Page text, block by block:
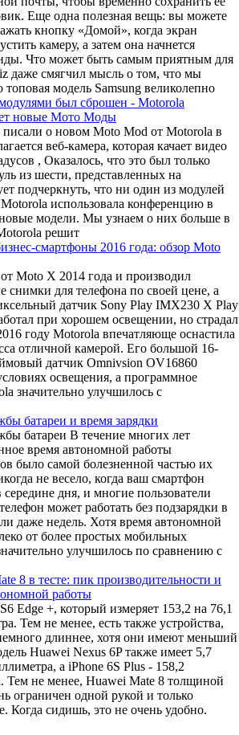
Еще одна полезная вещь: вы можете
кнопку «Домой», когда экран
камеру, а затем она начнется
Что может быть самым приятным для
даже смягчил мысль о том, что мы
модель Samsung великолепно
был сброшен - Motorola
новые Мото Моды
о новом Moto Mod от Motorola в
веб-камера, которая качает видео
, Оказалось, что это был только
из шести, представленных на
подчеркнуть, что ни один из модулей
использовала конференцию в
модели. Мы узнаем о них больше в
решит
смартфоны 2016 года: обзор Moto
Moto X 2014 года и производил
снимки для телефона по своей цене, а
датчик Sony Play IMX230 X Play
при хорошем освещении, но страдал
году Motorola впечатляюще оснастила
отличной камерой. Его большой 16-
датчик Omnivsion OV16860
освещения, а программное
значительно улучшилось с
батареи и время зарядки
батареи В течение многих лет
время автономной работы
было самой болезненной частью их
не весело, когда ваш смартфон
середине дня, и многие пользователи
может работать без подзарядки в
даже недель. Хотя время автономной
от более простых мобильных
улучшилось по сравнению с
8 в тесте: пик производительности и
работы
Edge +, который измеряет 153,2 на 76,1
Тем не менее, есть также устройства,
длиннее, хотя они имеют меньший
Huawei Nexus 6P также имеет 5,7
а iPhone 6S Plus - 158,2
не менее, Huawei Mate 8 толщиной
ограничен одной рукой и только
Когда сидишь, это не очень удобно.